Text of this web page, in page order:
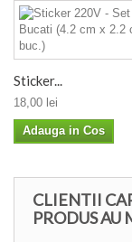
Sticker...
18,00 lei
Adauga in Cos
CLIENTII
PRODUS AU